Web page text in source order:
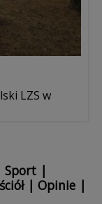
LZS w
Sport |
| Opinie |